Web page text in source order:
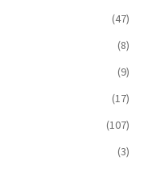
(47)
(8)
(9)
(17)
(107)
(3)